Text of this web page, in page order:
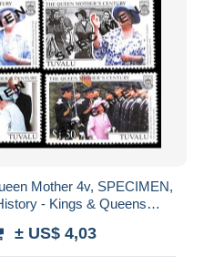
Mother 4v, SPECIMEN,
- Kings & Queens
± US$ 4,03